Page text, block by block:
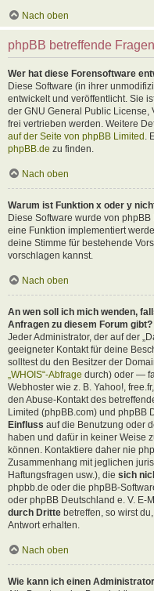
Nach oben
phpBB betreffende Fragen
Wer hat diese Forensoftware
Diese Software (in ihrer
entwickelt und veröffentlicht. Sie
der GNU General Public License,
frei vertrieben werden. Weitere
auf der Seite von phpBB Limited
phpBB.de zu finden.
Nach oben
Warum ist Funktion x oder y
Diese Software wurde von
eine Funktion implementiert
deine Stimme für bestehende
vorschlagen kannst.
Nach oben
An wen soll ich mich wenden,
Anfragen zu diesem Forum gibt?
Jeder Administrator, der auf der
geeigneter Kontakt für deine
solltest du den Besitzer der
„WHOIS“-Abfrage durch) oder —
Webhoster wie z. B. Yahoo!,
den Abuse-Kontakt des
Limited (phpBB.com) und phpBB
Einfluss auf die Benutzung oder
haben und dafür in keiner Weise
können. Kontaktiere daher nie
Zusammenhang mit jeglichen
Haftungsfragen usw.), die sich
phpbb.de oder die phpBB-
oder phpBB Deutschland e. V. E-
durch Dritte betreffen, so wirst
Antwort erhalten.
Nach oben
Wie kann ich einen